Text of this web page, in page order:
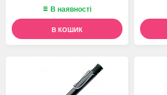
В наявності
В КОШИК